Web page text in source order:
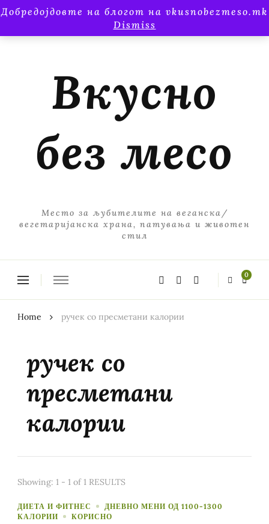
Добредојдовте на блогот на vkusnobezmeso.mk
Dismiss
Вкусно
без месо
Место за љубителите на веганска/
вегетаријанска храна, патувања и животен
стил
0
Home ручек со пресметани калории
ручек со
пресметани
калории
Showing: 1 - 1 of 1 RESULTS
ДИЕТА И ФИТНЕС
ДНЕВНО МЕНИ ОД 1100-1300
КАЛОРИИ
КОРИСНО